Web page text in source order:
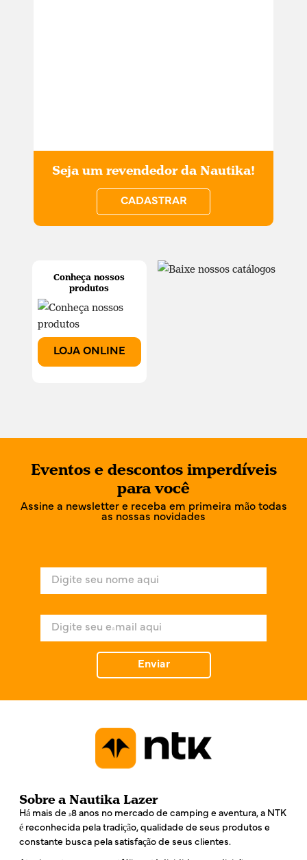
Conheça nossos
produtos
LOJA ONLINE
Seja um revendedor da Nautika!
CADASTRAR
Eventos e descontos imperdíveis
para você
Assine a newsletter e receba em primeira mão todas
as nossas novidades
e
*
Enviar
Sobre a Nautika Lazer
Há mais de 48 anos no mercado de camping e aventura, a NTK
é reconhecida pela tradição, qualidade de seus produtos e
constante busca pela satisfação de seus clientes.